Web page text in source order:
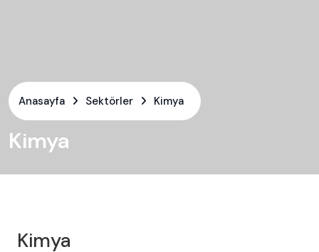
Anasayfa Sektörler Kimya
Kimya
Kimya